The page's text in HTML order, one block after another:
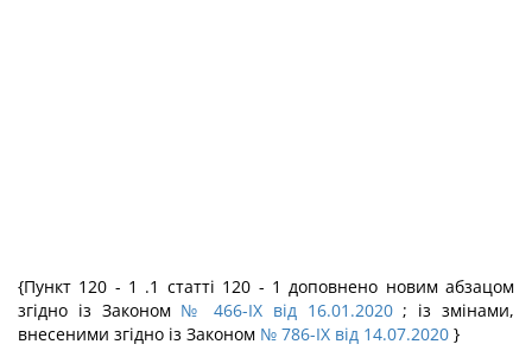
{Пункт 120 - 1 .1 статті 120 - 1 доповнено новим абзацом
згідно із Законом № 466-IX від 16.01.2020; із змінами,
внесеними згідно із Законом № 786-IX від 14.07.2020 }